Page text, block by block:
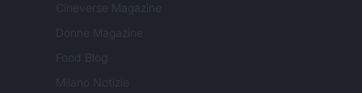
Cineverse Magazine
Donne Magazine
Food Blog
Milano Notizie